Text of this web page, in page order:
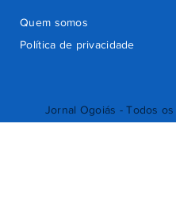
Jornal Ogoiás - Todos
Quem somos
Política de privacidade